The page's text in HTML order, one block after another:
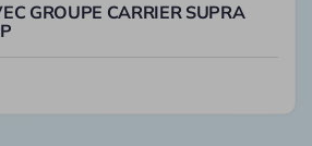
GROUPE CARRIER SUPRA